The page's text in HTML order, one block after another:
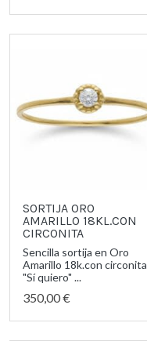
SORTIJA ORO
AMARILLO 18KL.CON
CIRCONITA
Sencilla sortija en Oro
Amarillo 18k.con circonita
"Sí quiero" ...
350,00 €